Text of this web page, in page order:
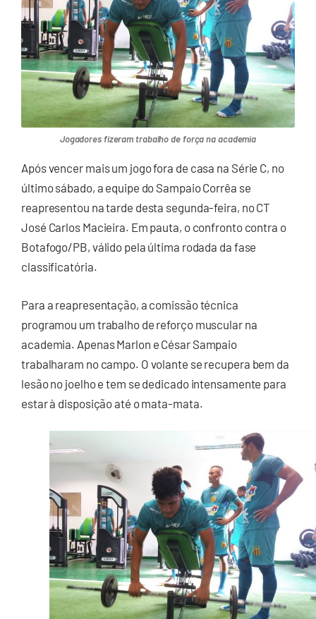
Jogadores fizeram trabalho de força na academia
Após vencer mais um jogo fora de casa na Série C, no
último sábado, a equipe do Sampaio Corrêa se
reapresentou na tarde desta segunda-feira, no CT
José Carlos Macieira. Em pauta, o confronto contra o
Botafogo/PB, válido pela última rodada da fase
classificatória.
Para a reapresentação, a comissão técnica
programou um trabalho de reforço muscular na
academia. Apenas Marlon e César Sampaio
trabalharam no campo. O volante se recupera bem da
lesão no joelho e tem se dedicado intensamente para
estar à disposição até o mata-mata.